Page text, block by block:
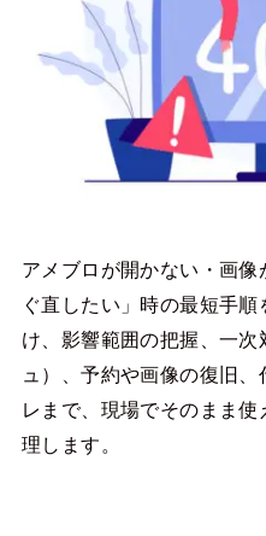
アメブロが開かない・画
ぐ直したい」時の最短手
け、影響範囲の把握、一
ュ）、予約や画像の復旧
レまで、現場でそのまま
理します。